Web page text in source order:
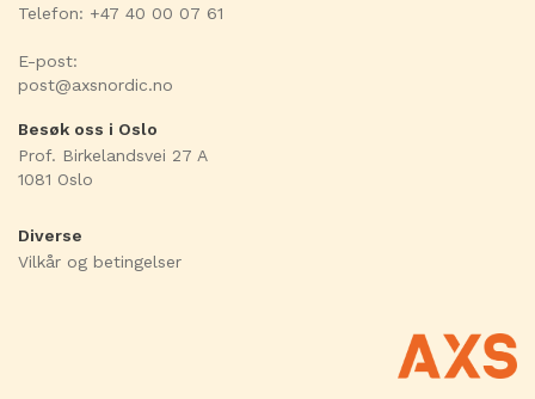
Telefon: +47 40 00 07 61
E-post:
post@axsnordic.no
Besøk oss i Oslo
Prof. Birkelandsvei 27 A
1081 Oslo
Diverse
Vilkår og betingelser